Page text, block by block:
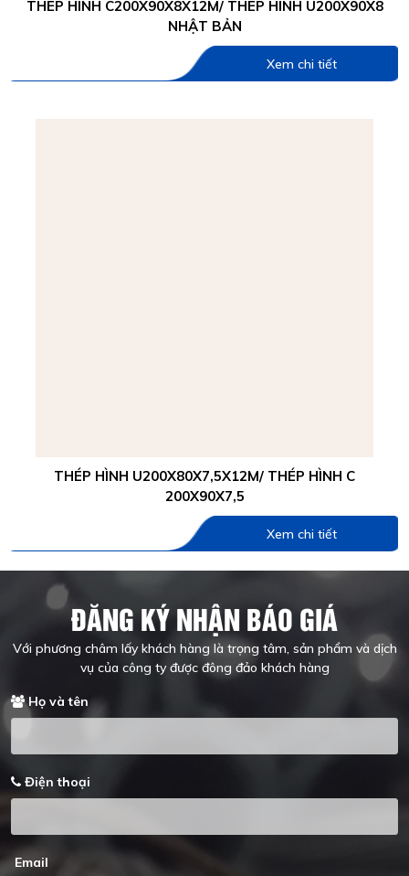
THÉP HÌNH C200X90X8X12M/ THÉP HÌNH U200X90X8
NHẬT BẢN
Xem chi tiết
THÉP HÌNH U200X80X7,5X12M/ THÉP HÌNH C
200X90X7,5
Xem chi tiết
ĐĂNG KÝ NHẬN BÁO GIÁ
Với phương châm lấy khách hàng là trọng tâm, sản phẩm và dịch
vụ của công ty được đông đảo khách hàng
Họ và tên
Điện thoại
Email